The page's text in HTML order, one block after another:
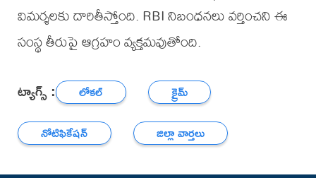
విమర్శలకు దారితీస్తోంది. RBI నిబంధనలు వర్తించని ఈ
సంస్థ తీరుపై ఆగ్రహం వ్యక్తమవుతోంది.
ట్యాగ్స్ : లోకల్
క్రైమ్
నోటిఫికేషన్
జిల్లా వార్తలు